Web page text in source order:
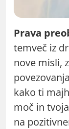
Prava
temveč iz
nove misli,
kako ti
moč in
na